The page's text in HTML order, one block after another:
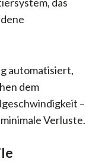
automatisiert,
dem
–
Verluste.